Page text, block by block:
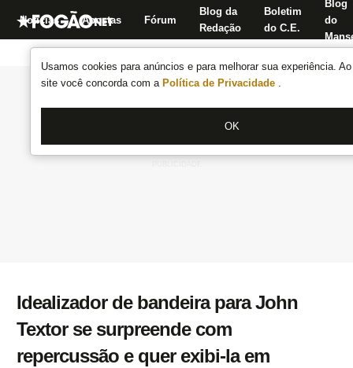
Usamos cookies para anúncios e para melhorar sua experiência.
site você concorda com a Política de Privacidade .
OK
Notícias Apostas Fórum
Blog da
Redação
Boletim
do C.E.
Blog
do
Idealizador de bandeira para John
Textor se surpreende com
repercussão e quer exibi-la em